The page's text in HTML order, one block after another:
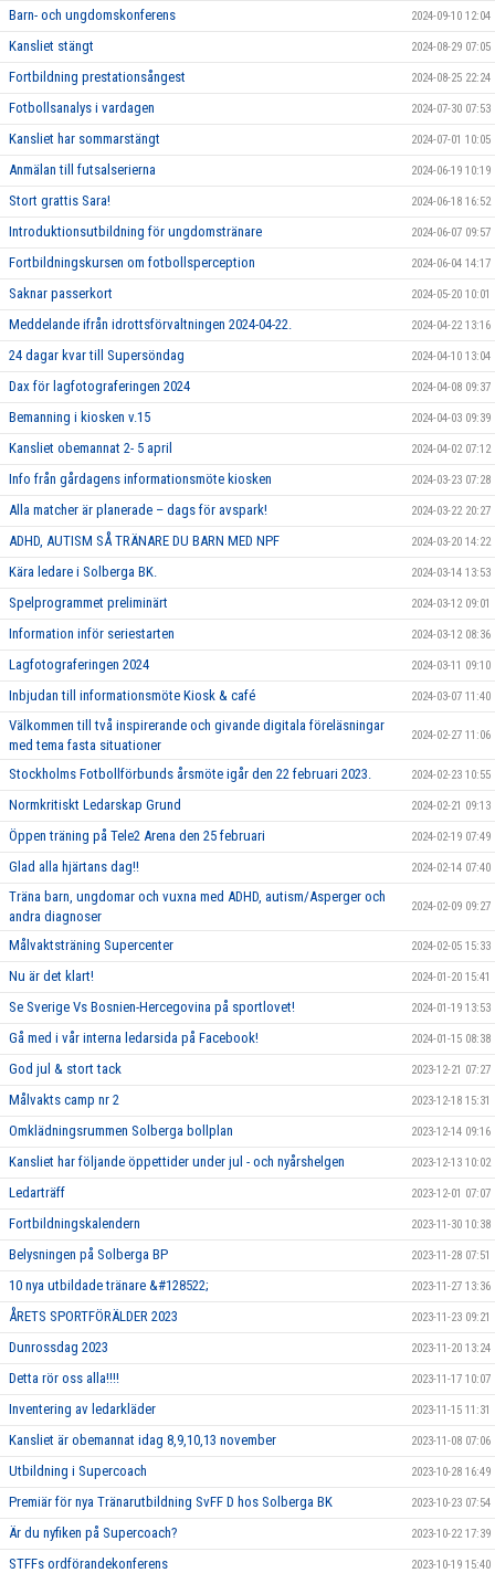
Barn- och ungdomskonferens 2024-09-10 12:04
Kansliet stängt 2024-08-29 07:05
Fortbildning prestationsångest 2024-08-25 22:24
Fotbollsanalys i vardagen 2024-07-30 07:53
Kansliet har sommarstängt 2024-07-01 10:05
Anmälan till futsalserierna 2024-06-19 10:19
Stort grattis Sara! 2024-06-18 16:52
Introduktionsutbildning för ungdomstränare 2024-06-07 09:57
Fortbildningskursen om fotbollsperception 2024-06-04 14:17
Saknar passerkort 2024-05-20 10:01
Meddelande ifrån idrottsförvaltningen 2024-04-22. 2024-04-22 13:16
24 dagar kvar till Supersöndag 2024-04-10 13:04
Dax för lagfotograferingen 2024 2024-04-08 09:37
Bemanning i kiosken v.15 2024-04-03 09:39
Kansliet obemannat 2- 5 april 2024-04-02 07:12
Info från gårdagens informationsmöte kiosken 2024-03-23 07:28
Alla matcher är planerade – dags för avspark! 2024-03-22 20:27
ADHD, AUTISM SÅ TRÄNARE DU BARN MED NPF 2024-03-20 14:22
Kära ledare i Solberga BK. 2024-03-14 13:53
Spelprogrammet preliminärt 2024-03-12 09:01
Information inför seriestarten 2024-03-12 08:36
Lagfotograferingen 2024 2024-03-11 09:10
Inbjudan till informationsmöte Kiosk & café 2024-03-07 11:40
Välkommen till två inspirerande och givande digitala föreläsningar
med tema fasta situationer
2024-02-27 11:06
Stockholms Fotbollförbunds årsmöte igår den 22 februari 2023. 2024-02-23 10:55
Normkritiskt Ledarskap Grund 2024-02-21 09:13
Öppen träning på Tele2 Arena den 25 februari 2024-02-19 07:49
Glad alla hjärtans dag!! 2024-02-14 07:40
Träna barn, ungdomar och vuxna med ADHD, autism/Asperger och
andra diagnoser
2024-02-09 09:27
Målvaktsträning Supercenter 2024-02-05 15:33
Nu är det klart! 2024-01-20 15:41
Se Sverige Vs Bosnien-Hercegovina på sportlovet! 2024-01-19 13:53
Gå med i vår interna ledarsida på Facebook! 2024-01-15 08:38
God jul & stort tack 2023-12-21 07:27
Målvakts camp nr 2 2023-12-18 15:31
Omklädningsrummen Solberga bollplan 2023-12-14 09:16
Kansliet har följande öppettider under jul - och nyårshelgen 2023-12-13 10:02
Ledarträff 2023-12-01 07:07
Fortbildningskalendern 2023-11-30 10:38
Belysningen på Solberga BP 2023-11-28 07:51
10 nya utbildade tränare &#128522; 2023-11-27 13:36
ÅRETS SPORTFÖRÄLDER 2023 2023-11-23 09:21
Dunrossdag 2023 2023-11-20 13:24
Detta rör oss alla!!!! 2023-11-17 10:07
Inventering av ledarkläder 2023-11-15 11:31
Kansliet är obemannat idag 8,9,10,13 november 2023-11-08 07:06
Utbildning i Supercoach 2023-10-28 16:49
Premiär för nya Tränarutbildning SvFF D hos Solberga BK 2023-10-23 07:54
Är du nyfiken på Supercoach? 2023-10-22 17:39
STFFs ordförandekonferens 2023-10-19 15:40